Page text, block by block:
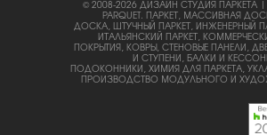
© 2008-2026 ДИЗАЙН СТУДИЯ ПАРКЕТА |
PARQUET. ПАРКЕТ, МАССИВНАЯ
ДОСКА, ШТУЧНЫЙ ПАРКЕТ, ИНЖЕНЕРНЫЙ
ИТАЛЬЯНСКИЙ ПАРКЕТ,
ПОКРЫТИЯ, КОВРЫ, СТЕНОВЫЕ ПАНЕЛИ,
И СТУПЕНИ, БАЛКИ И
ПОДОКОННИКИ, ХИМИЯ ДЛЯ ПАРКЕТА,
ПРОИЗВОДСТВО МОДУЛЬНОГО И